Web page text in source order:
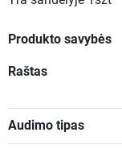
Produkto savybės
Raštas
Audimo tipas